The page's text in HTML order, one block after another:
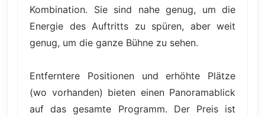
Kombination. Sie sind nahe genug, um die
Energie des Auftritts zu spüren, aber weit
genug, um die ganze Bühne zu sehen.
Entferntere Positionen und erhöhte Plätze
(wo vorhanden) bieten einen Panoramablick
auf das gesamte Programm. Der Preis ist